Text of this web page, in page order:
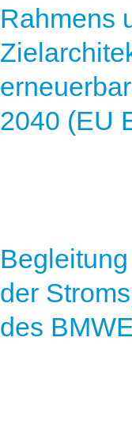
Rahmens
2040 (EU
der
des